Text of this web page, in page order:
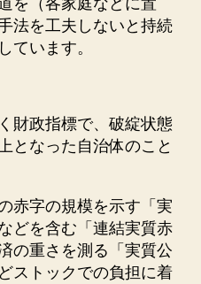
法を工夫しないと持続
ています。
財政指標で、破綻状態
となった自治体のこと
赤字の規模を示す「実
どを含む「連結実質赤
の重さを測る「実質公
ストックでの負担に着